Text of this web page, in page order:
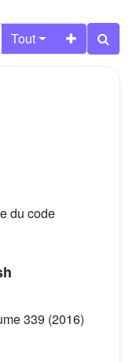
Tout
du code
339 (2016)